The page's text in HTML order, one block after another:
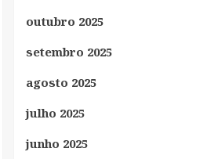
outubro 2025
setembro 2025
agosto 2025
julho 2025
junho 2025